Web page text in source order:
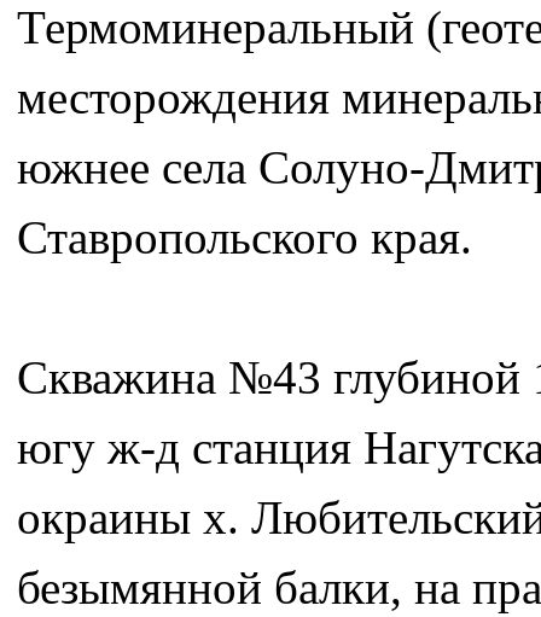
Термоминеральный
месторождения
южнее села Солуно-
Ставропольского края.
Скважина №43 глубиной
югу ж-д станция
окраины х.
безымянной балки, на